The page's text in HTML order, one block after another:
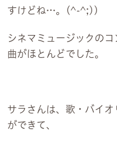
すけどね…。(^-^;))
シネマミュージックの
曲がほとんどでした。
サラさんは、歌・バイ
ができて、